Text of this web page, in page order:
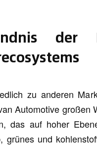
der
zu anderen
Automotive großen
das auf hoher
grünes und